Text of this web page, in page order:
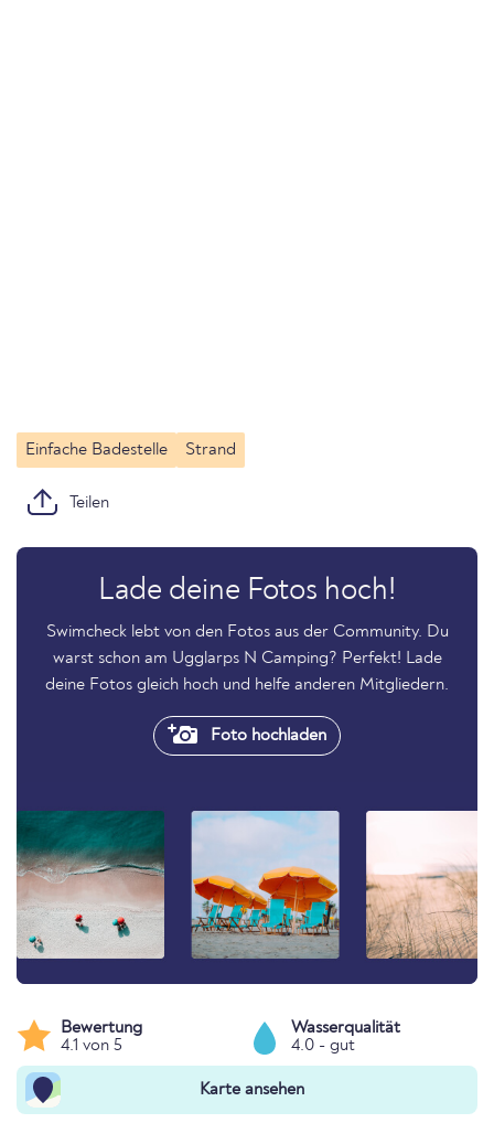
Einfache Badestelle Strand
Teilen
Lade deine Fotos hoch!
Swimcheck lebt von den Fotos aus der Community. Du
warst schon am Ugglarps N Camping? Perfekt! Lade
deine Fotos gleich hoch und helfe anderen Mitgliedern.
Foto hochladen
Bewertung
4.1 von 5
Wasserqualität
4.0 - gut
Karte ansehen